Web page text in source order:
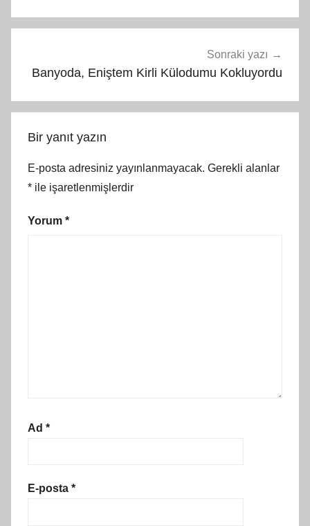
Sonraki yazı
Banyoda, Eniştem Kirli Külodumu Kokluyordu
Bir yanıt yazın
E-posta adresiniz yayınlanmayacak. Gerekli alanlar
* ile işaretlenmişlerdir
Yorum *
Ad *
E-posta *